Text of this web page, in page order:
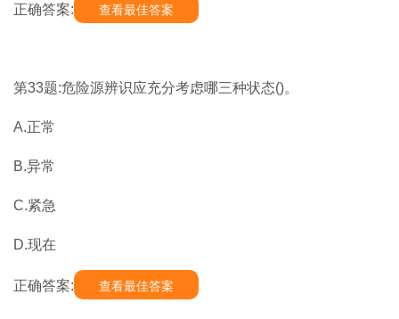
正确答案: 查看最佳答案
第33题:危险源辨识应充分考虑哪三种状态()。
A.正常
B.异常
C.紧急
D.现在
正确答案: 查看最佳答案